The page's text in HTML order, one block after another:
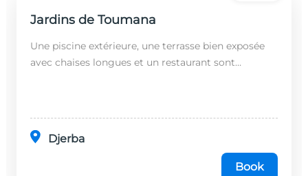
Jardins de Toumana
Une piscine extérieure, une terrasse bien exposée
avec chaises longues et un restaurant sont
Djerba
Book